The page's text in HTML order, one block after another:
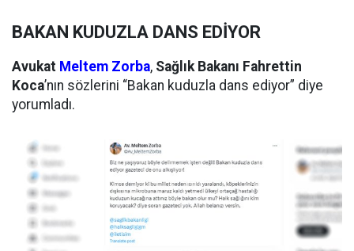
BAKAN KUDUZLA DANS EDİYOR
Avukat Meltem Zorba, Sağlık Bakanı Fahrettin
Koca’nın sözlerini “Bakan kuduzla dans ediyor” diye
yorumladı.